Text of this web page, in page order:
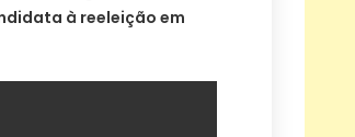
à reeleição em